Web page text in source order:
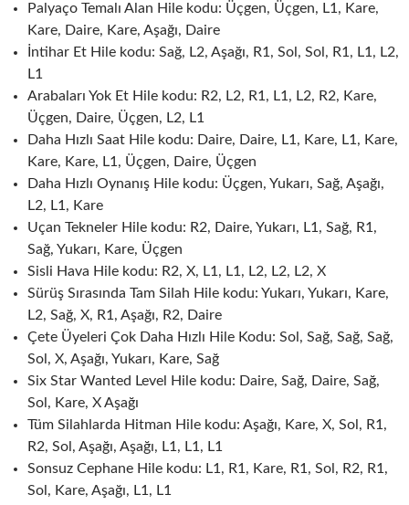
Palyaço Temalı Alan Hile kodu: Üçgen, Üçgen, L1, Kare,
Kare, Daire, Kare, Aşağı, Daire
İntihar Et Hile kodu: Sağ, L2, Aşağı, R1, Sol, Sol, R1, L1, L2,
L1
Arabaları Yok Et Hile kodu: R2, L2, R1, L1, L2, R2, Kare,
Üçgen, Daire, Üçgen, L2, L1
Daha Hızlı Saat Hile kodu: Daire, Daire, L1, Kare, L1, Kare,
Kare, Kare, L1, Üçgen, Daire, Üçgen
Daha Hızlı Oynanış Hile kodu: Üçgen, Yukarı, Sağ, Aşağı,
L2, L1, Kare
Uçan Tekneler Hile kodu: R2, Daire, Yukarı, L1, Sağ, R1,
Sağ, Yukarı, Kare, Üçgen
Sisli Hava Hile kodu: R2, X, L1, L1, L2, L2, L2, X
Sürüş Sırasında Tam Silah Hile kodu: Yukarı, Yukarı, Kare,
L2, Sağ, X, R1, Aşağı, R2, Daire
Çete Üyeleri Çok Daha Hızlı Hile Kodu: Sol, Sağ, Sağ, Sağ,
Sol, X, Aşağı, Yukarı, Kare, Sağ
Six Star Wanted Level Hile kodu: Daire, Sağ, Daire, Sağ,
Sol, Kare, X Aşağı
Tüm Silahlarda Hitman Hile kodu: Aşağı, Kare, X, Sol, R1,
R2, Sol, Aşağı, Aşağı, L1, L1, L1
Sonsuz Cephane Hile kodu: L1, R1, Kare, R1, Sol, R2, R1,
Sol, Kare, Aşağı, L1, L1